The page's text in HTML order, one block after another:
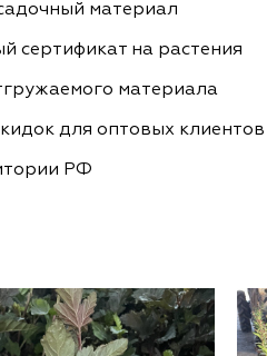
материал
сертификат на растения
материала
для оптовых клиентов
РФ